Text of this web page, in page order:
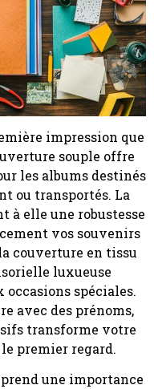
impression que
souple offre
les albums destinés
ou transportés. La
à elle une robustesse
vos souvenirs
couverture en tissu
luxueuse
spéciales.
avec des prénoms,
transforme votre
premier regard.
prend une importance